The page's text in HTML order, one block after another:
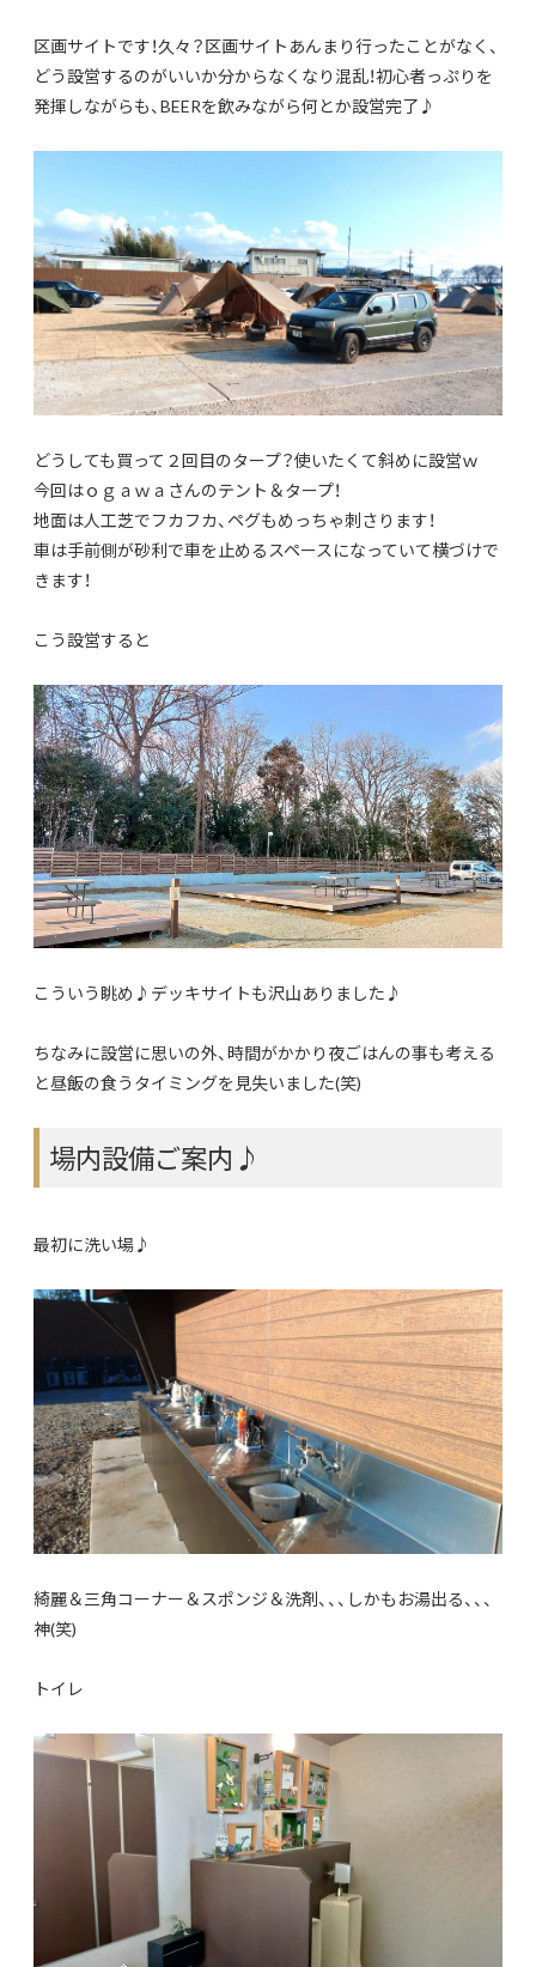
区画サイトです！久々？区画サイトあんまり行ったことがなく、
どう設営するのがいいか分からなくなり混乱！初心者っぷりを
発揮しながらも、BEERを飲みながら何とか設営完了♪
どうしても買って２回目のタープ？使いたくて斜めに設営ｗ
今回はｏｇａｗａさんのテント＆タープ！
地面は人工芝でフカフカ、ペグもめっちゃ刺さります！
車は手前側が砂利で車を止めるスペースになっていて横づけで
きます！
こう設営すると
こういう眺め♪デッキサイトも沢山ありました♪
ちなみに設営に思いの外、時間がかかり夜ごはんの事も考える
と昼飯の食うタイミングを見失いました(笑)
場内設備ご案内♪
最初に洗い場♪
綺麗＆三角コーナー＆スポンジ＆洗剤、、、しかもお湯出る、、、
神(笑)
トイレ